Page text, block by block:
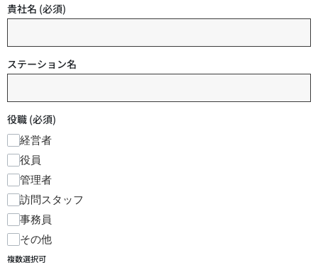
貴社名 (必須)
ステーション名
役職 (必須)
経営者
役員
管理者
訪問スタッフ
事務員
その他
複数選択可